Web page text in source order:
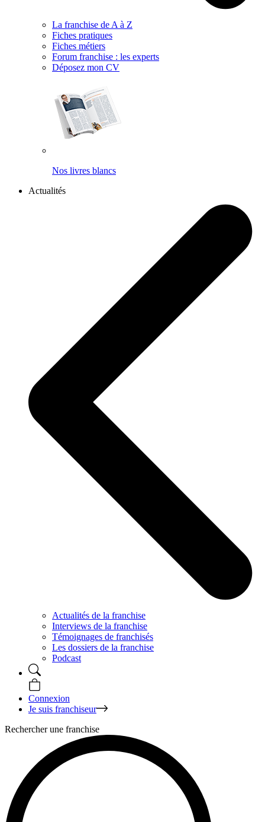
La franchise de A à Z
Fiches pratiques
Fiches métiers
Forum franchise : les experts
Déposez mon CV
Nos livres blancs
Actualités
Actualités de la franchise
Interviews de la franchise
Témoignages de franchisés
Les dossiers de la franchise
Podcast
Connexion
Je suis franchiseur
Rechercher une franchise